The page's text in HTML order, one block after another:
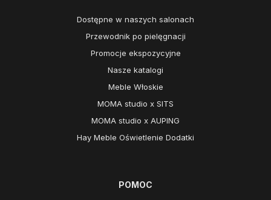
Dostępne w naszych salonach
Przewodnik po pielęgnacji
Promocje ekspozycyjne
Nasze katalogi
Meble Włoskie
MOMA studio x SITS
MOMA studio x AUPING
Hay Meble Oświetlenie Dodatki
POMOC